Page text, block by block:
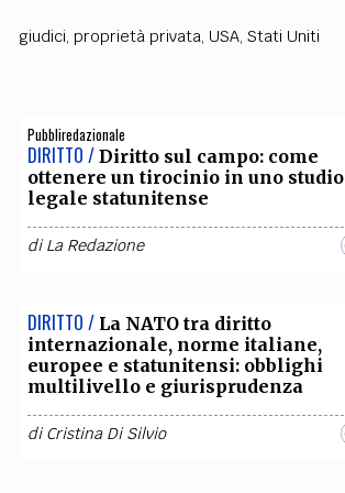
COLLABORA CON NOI
giudici, proprietà privata, USA, Stati Uniti
Pubbliredazionale
DIRITTO / Diritto sul campo: come
ottenere un tirocinio in uno studio
legale statunitense
diLa Redazione
DIRITTO / La NATO tra diritto
internazionale, norme italiane,
europee e statunitensi: obblighi
multilivello e giurisprudenza
diCristina Di Silvio